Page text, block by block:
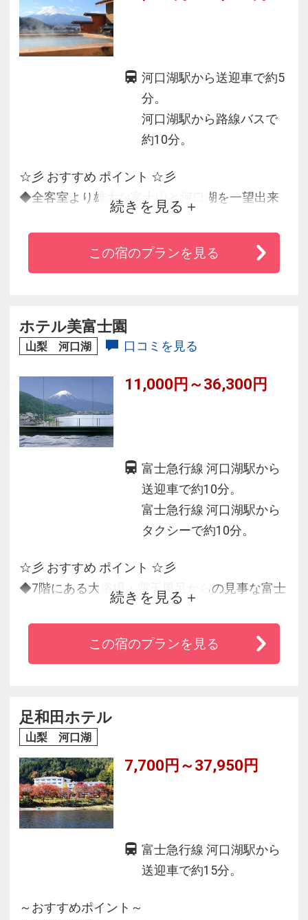
河口湖駅から送迎車で約5
分。
河口湖駅から路線バスで
約10分。
☆彡 おすすめ ポイント ☆彡
◆全客室より雄大な富士山と河口湖を一望出来
◆料理長自慢の季節の素材を活かした和会席料
理＜旬菜の膳＞
◆「つかず・離れず・さりげない」お客様への
おもてなし
続きを見る
この宿のプランを見る
ホテル美富士園
山梨 河口湖 口コミを見る
11,000円～36,300円
富士急行線 河口湖駅から
送迎車で約10分。
富士急行線 河口湖駅から
タクシーで約10分。
☆彡 おすすめ ポイント ☆彡
◆7階にある大浴場・露天風呂からの見事な富士
山と河口湖の絶景を堪能！
◆全客室から富士山と河口湖の絶景が楽しめま
◆気取らず普段着の接客対応のおもてなし！
続きを見る
この宿のプランを見る
足和田ホテル
山梨 河口湖
7,700円～37,950円
富士急行線 河口湖駅から
送迎車で約15分。
～おすすめポイント～